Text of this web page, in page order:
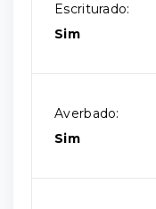
Escriturado:
Sim
Averbado:
Sim